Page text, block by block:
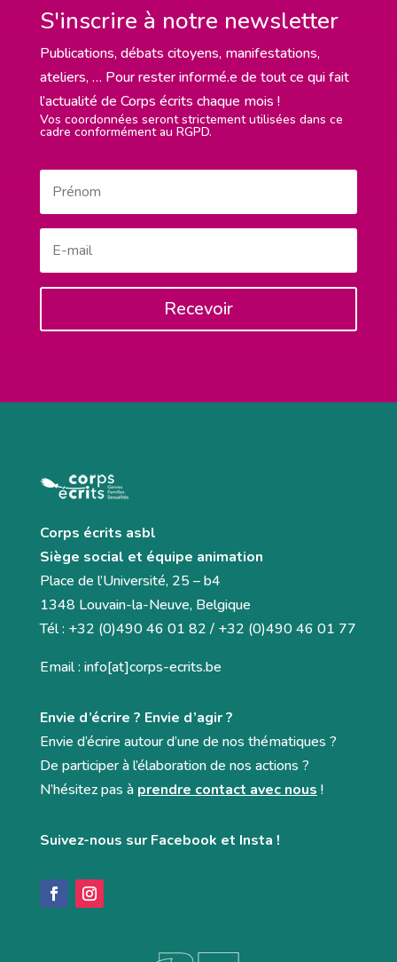
S'inscrire à notre newsletter
Publications, débats citoyens, manifestations,
ateliers, … Pour rester informé.e de tout ce qui fait
l’actualité de Corps écrits chaque mois !
Vos coordonnées seront strictement utilisées dans ce
cadre conformément au RGPD.
Recevoir
Corps écrits asbl
Siège social et équipe animation
Place de l’Université, 25 – b4
1348 Louvain-la-Neuve, Belgique
Tél : +32 (0)490 46 01 82 / +32 (0)490 46 01 77
Email : info[at]corps-ecrits.be
Envie d’écrire ? Envie d’agir ?
Envie d’écrire autour d’une de nos thématiques ?
De participer à l’élaboration de nos actions ?
N’hésitez pas à prendre contact avec nous !
Suivez-nous sur Facebook et Insta !